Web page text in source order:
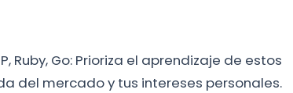
Ruby, Go: Prioriza el aprendizaje de estos
del mercado y tus intereses personales.